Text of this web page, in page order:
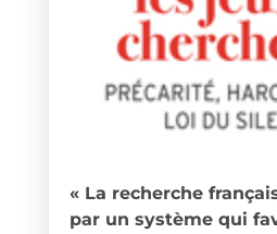
« La recherche
par un système qui